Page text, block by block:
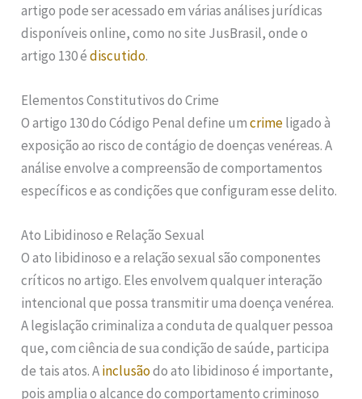
artigo pode ser acessado em várias análises jurídicas
disponíveis online, como no site JusBrasil, onde o
artigo 130 édiscutido.
Elementos Constitutivos do Crime
O artigo 130 do Código Penal define umcrimeligado à
exposição ao risco de contágio de doenças venéreas. A
análise envolve a compreensão de comportamentos
específicos e as condições que configuram esse delito.
Ato Libidinoso e Relação Sexual
O ato libidinoso e a relação sexual são componentes
críticos no artigo. Eles envolvem qualquer interação
intencional que possa transmitir uma doença venérea.
A legislação criminaliza a conduta de qualquer pessoa
que, com ciência de sua condição de saúde, participa
de tais atos. Ainclusãodo ato libidinoso é importante,
pois amplia o alcance do comportamento criminoso